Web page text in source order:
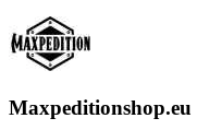
Maxpeditionshop.eu